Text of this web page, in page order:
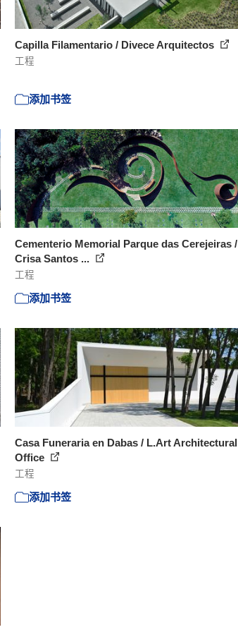
Capilla Filamentario / Divece Arquitectos
工程
添加书签
Cementerio Memorial Parque das Cerejeiras /
Crisa Santos ...
工程
添加书签
Casa Funeraria en Dabas / L.Art Architectural
Office
工程
添加书签